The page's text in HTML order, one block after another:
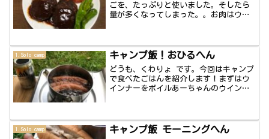
ごを、たっぷりと使いました。そしたら
量が多くなってしまった。。お肉はウイ
1.Solo camp キャンプ飯！おひるへん
どうも、くわりょ です。今回はキャンプ
で食べたごはんを紹介します！まずはウ
インナーをボイルあーちゃんのウインナ
1.Solo camp キャンプ飯 モーニングへん